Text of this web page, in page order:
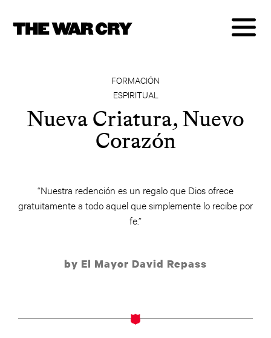
FORMACIÓN
ESPIRITUAL
Nueva Criatura, Nuevo
Corazón
“Nuestra redención es un regalo que Dios ofrece
gratuitamente a todo aquel que simplemente lo recibe por
fe.”
by El Mayor David Repass